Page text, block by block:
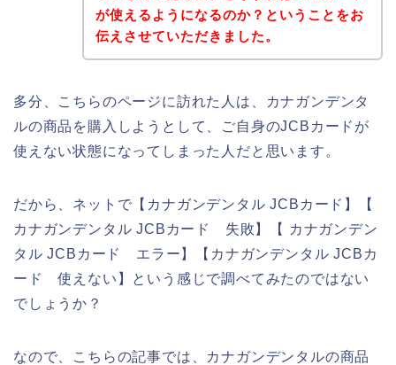
が使えるようになるのか？ということをお
伝えさせていただきました。
多分、こちらのページに訪れた人は、カナガンデンタ
ルの商品を購入しようとして、ご自身のJCBカードが
使えない状態になってしまった人だと思います。
だから、ネットで【カナガンデンタル JCBカード】【
カナガンデンタル JCBカード 失敗】【 カナガンデン
タル JCBカード エラー】【カナガンデンタル JCBカ
ード 使えない】という感じで調べてみたのではない
でしょうか？
なので、こちらの記事では、カナガンデンタルの商品